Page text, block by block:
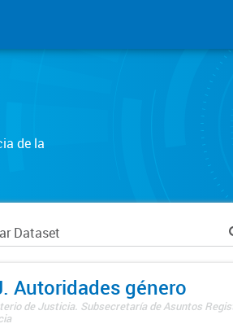
de la
Autoridades género
de Justicia. Subsecretaría de Asuntos